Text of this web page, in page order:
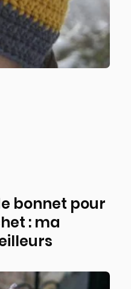
bonnet pour
: ma